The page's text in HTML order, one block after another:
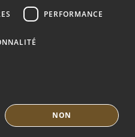
BUILT BY INMOBA
PERFORMANCE
NON